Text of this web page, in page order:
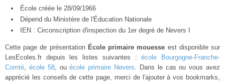
École créée le 28/09/1966
Dépend du Ministère de l'Éducation Nationale
IEN : Circonscription d'inspection du 1er degré de Nevers I
Cette page de présentation École primaire mouesse est disponible sur
LesEcoles.fr depuis les listes suivantes :école Bourgogne-Franche-
Comté, école 58, ouécole primaire Nevers. Dans le cas ou vous avez
apprécié les conseils de cette page, merci de l'ajouter à vos bookmarks,